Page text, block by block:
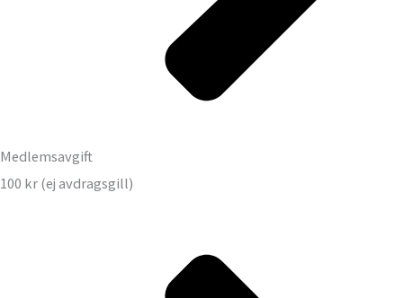
Medlemsavgift
100 kr (ej avdragsgill)